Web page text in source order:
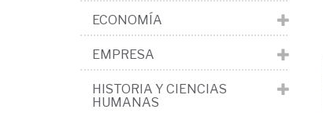
ECONOMÍA
EMPRESA
HISTORIA Y CIENCIAS
HUMANAS